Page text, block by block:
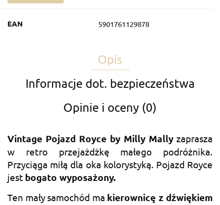
EAN 5901761129878
Opis
Informacje dot. bezpieczeństwa
Opinie i oceny (0)
Vintage Pojazd Royce by Milly Mally zaprasza
w retro przejażdżkę małego podróżnika.
Przyciąga miłą dla oka kolorystyką. Pojazd Royce
jest bogato wyposażony.
Ten mały samochód ma kierownicę z dźwiękiem